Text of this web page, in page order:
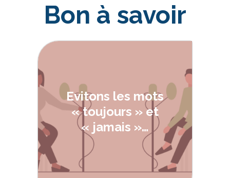
Bon à savoir
Evitons les mots
« toujours » et
« jamais »…